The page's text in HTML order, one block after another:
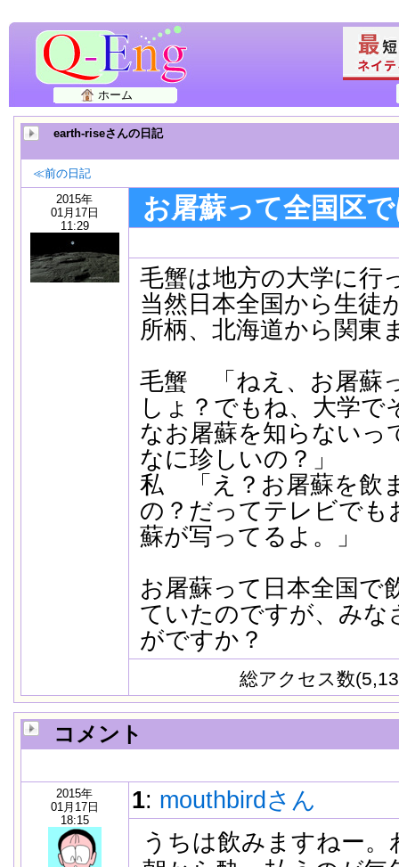
ホーム
earth-riseさんの日記
≪前の日記
2015年
01月17日
11:29
お屠蘇って全国区
毛蟹は地方の大学に行
当然日本全国から生徒
所柄、北海道から関東
毛蟹 「ねえ、お屠蘇
しょ？でもね、大学で
なお屠蘇を知らないっ
なに珍しいの？」
私 「え？お屠蘇を飲
の？だってテレビでも
蘇が写ってるよ。」
お屠蘇って日本全国で
ていたのですが、みな
がですか？
総アクセス数
コメント
2015年
01月17日
18:15
1: mouthbirdさん
うちは飲みますねー